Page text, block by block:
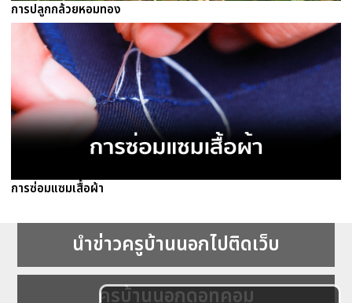
การปลูกกล้วยหอมทอง
การซ่อมแซมเสื้อผ้า
นำข่าวครูบ้านนอกไปติดเว็บ
ครูบ้านนอกดอทคอม